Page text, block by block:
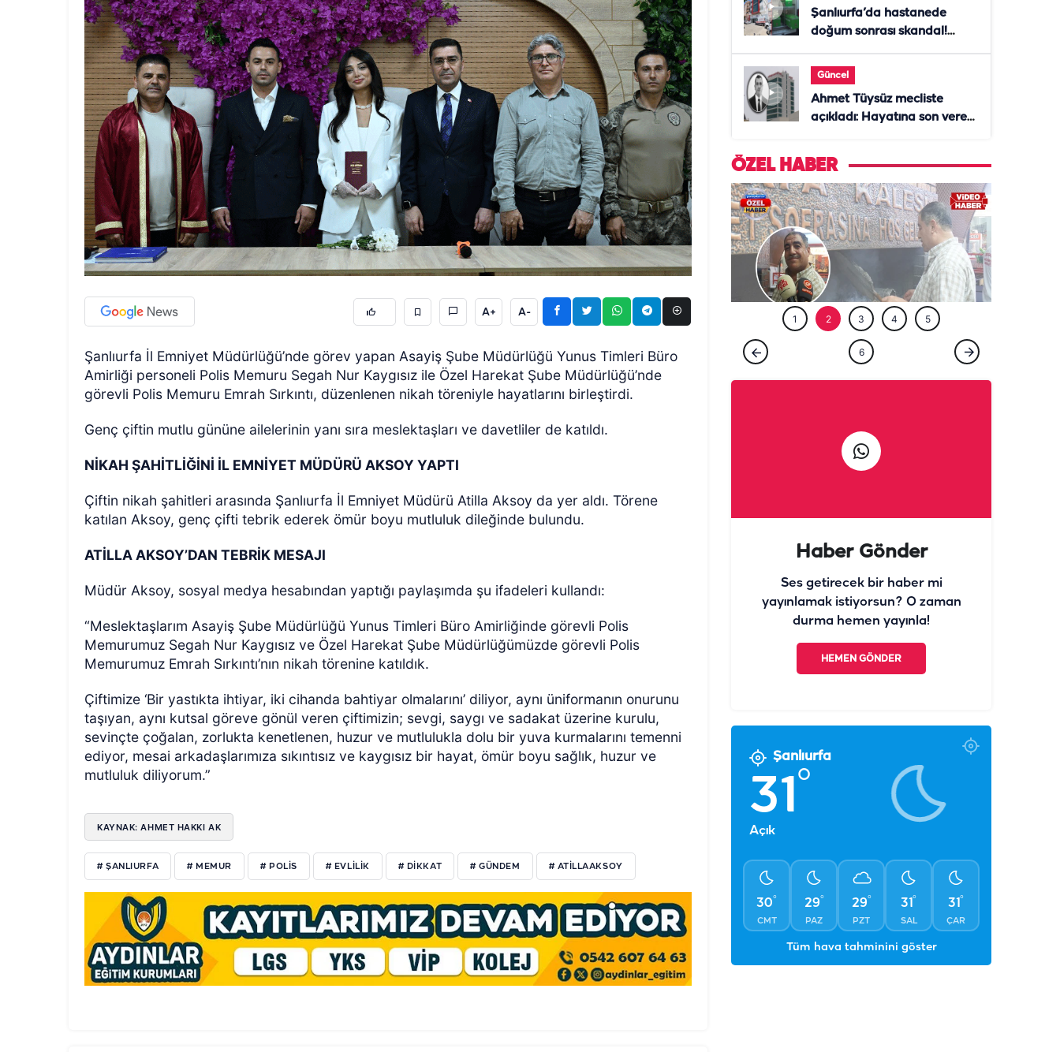
A+ A-
Şanlıurfa İl Emniyet Müdürlüğü’nde görev yapan Asayiş Şube Müdürlüğü Yunus Timleri Büro
Amirliği personeli Polis Memuru Segah Nur Kaygısız ile Özel Harekat Şube Müdürlüğü’nde
görevli Polis Memuru Emrah Sırkıntı, düzenlenen nikah töreniyle hayatlarını birleştirdi.
Genç çiftin mutlu gününe ailelerinin yanı sıra meslektaşları ve davetliler de katıldı.
NİKAH ŞAHİTLİĞİNİ İL EMNİYET MÜDÜRÜ AKSOY YAPTI
Çiftin nikah şahitleri arasında Şanlıurfa İl Emniyet Müdürü Atilla Aksoy da yer aldı. Törene
katılan Aksoy, genç çifti tebrik ederek ömür boyu mutluluk dileğinde bulundu.
ATİLLA AKSOY’DAN TEBRİK MESAJI
Müdür Aksoy, sosyal medya hesabından yaptığı paylaşımda şu ifadeleri kullandı:
“Meslektaşlarım Asayiş Şube Müdürlüğü Yunus Timleri Büro Amirliğinde görevli Polis
Memurumuz Segah Nur Kaygısız ve Özel Harekat Şube Müdürlüğümüzde görevli Polis
Memurumuz Emrah Sırkıntı’nın nikah törenine katıldık.
Çiftimize ‘Bir yastıkta ihtiyar, iki cihanda bahtiyar olmalarını’ diliyor, aynı üniformanın onurunu
taşıyan, aynı kutsal göreve gönül veren çiftimizin; sevgi, saygı ve sadakat üzerine kurulu,
sevinçte çoğalan, zorlukta kenetlenen, huzur ve mutlulukla dolu bir yuva kurmalarını temenni
ediyor, mesai arkadaşlarımıza sıkıntısız ve kaygısız bir hayat, ömür boyu sağlık, huzur ve
mutluluk diliyorum.”
KAYNAK: AHMET HAKKI AK
# ŞANLIURFA # MEMUR # POLIS # EVLILIK # DIKKAT # GÜNDEM # ATILLAAKSOY
Şanlıurfa’da hastanede
doğum sonrası skandal!
Güncel
Ahmet Tüysüz mecliste
açıkladı: Hayatına son veren
ÖZEL HABER
1 2 3 4 5
6
Haber Gönder
Ses getirecek bir haber mi
yayınlamak istiyorsun? O zaman
durma hemen yayınla!
HEMEN GÖNDER
Şanlıurfa
31°
Açık
30°
CMT
29°
PAZ
29°
PZT
31°
SAL
31°
ÇAR
Tüm hava tahminini göster